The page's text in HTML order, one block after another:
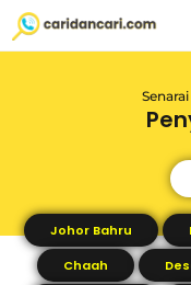
Johor Bahru
Chaah